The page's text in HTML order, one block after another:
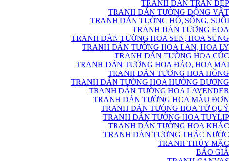
TRANH DÁN TRẦN ĐẸP
TRANH DÁN TƯỜNG ĐỘNG VẬT
TRANH DÁN TƯỜNG HỒ, SÔNG, SUỐI
TRANH DÁN TƯỜNG HOA
TRANH DÁN TƯỜNG HOA SEN, HOA SÚNG
TRANH DÁN TƯỜNG HOA LAN, HOA LY
TRANH DÁN TƯỜNG HOA CÚC
TRANH DÁN TƯỜNG HOA ĐÀO, HOA MAI
TRANH DÁN TƯỜNG HOA HỒNG
TRANH DÁN TƯỜNG HOA HƯỚNG DƯƠNG
TRANH DÁN TƯỜNG HOA LAVENDER
TRANH DÁN TƯỜNG HOA MẪU ĐƠN
TRANH DÁN TƯỜNG HOA TỨ QUÝ
TRANH DÁN TƯỜNG HOA TUYLIP
TRANH DÁN TƯỜNG HOA KHÁC
TRANH DÁN TƯỜNG THÁC NƯỚC
TRANH THỦY MẶC
BÁO GIÁ